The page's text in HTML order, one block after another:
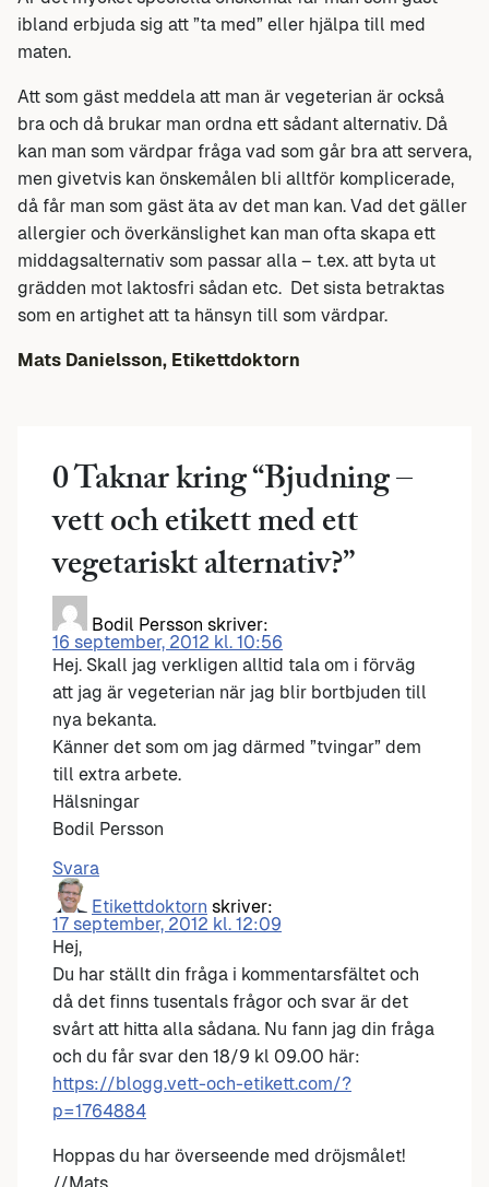
ibland erbjuda sig att ”ta med” eller hjälpa till med
maten.
Att som gäst meddela att man är vegeterian är också
bra och då brukar man ordna ett sådant alternativ. Då
kan man som värdpar fråga vad som går bra att servera,
men givetvis kan önskemålen bli alltför komplicerade,
då får man som gäst äta av det man kan. Vad det gäller
allergier och överkänslighet kan man ofta skapa ett
middagsalternativ som passar alla – t.ex. att byta ut
grädden mot laktosfri sådan etc. Det sista betraktas
som en artighet att ta hänsyn till som värdpar.
Mats Danielsson, Etikettdoktorn
0 Taknar kring “Bjudning –
vett och etikett med ett
vegetariskt alternativ?”
Bodil Persson skriver:
16 september, 2012 kl. 10:56
Hej. Skall jag verkligen alltid tala om i förväg
att jag är vegeterian när jag blir bortbjuden till
nya bekanta.
Känner det som om jag därmed ”tvingar” dem
till extra arbete.
Hälsningar
Bodil Persson
Svara
Etikettdoktorn skriver:
17 september, 2012 kl. 12:09
Hej,
Du har ställt din fråga i kommentarsfältet och
då det finns tusentals frågor och svar är det
svårt att hitta alla sådana. Nu fann jag din fråga
och du får svar den 18/9 kl 09.00 här:
https://blogg.vett-och-etikett.com/?
p=1764884
Hoppas du har överseende med dröjsmålet!